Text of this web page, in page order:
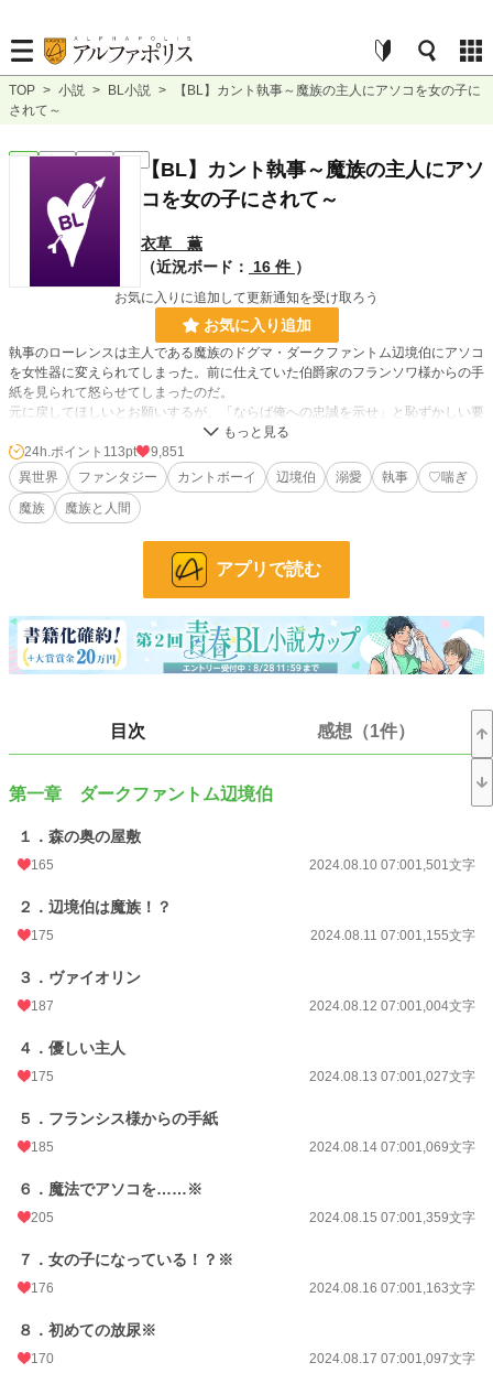
TOP > 小説 > BL小説 >
【BL】カント執事～魔族の主人にアソコを女の子に
されて～
BL 完結 長編
【BL】カント執事～魔族の主人にアソ
コを女の子にされて～
衣草 薫
（近況ボード：
16 件 ）
お気に入りに追加して更新通知を受け取ろう
お気に入り追加
執事のローレンスは主人である魔族のドグマ・ダークファントム辺境伯にアソコ
を女性器に変えられてしまった。前に仕えていた伯爵家のフランソワ様からの手
紙を見られて怒らせてしまったのだ。
元に戻してほしいとお願いするが、「ならば俺への忠誠を示せ」と恥ずかしい要
＜魔族の辺境伯×カントボーイ執事＞
小説 9,814 位 / 228,623 件
2,110 位 / 31,393 件
24h.ポイント 113 pt
文字数 92,074
2024.08.10 07:00
週間ポイント
月間ポイント 2,699 pt (13,113 位)
24h.ポイント 113pt
9,851
異世界
ファンタジー カントボーイ 辺境伯 溺愛 執事
♡喘ぎ
魔族
魔族と人間
アプリで読む
目次 感想（1件）
第一章 ダークファントム辺境伯
１．森の奥の屋敷
165 2024.08.10 07:001,501文字
２．辺境伯は魔族！？
175 2024.08.11 07:001,155文字
３．ヴァイオリン
187 2024.08.12 07:001,004文字
４．優しい主人
175 2024.08.13 07:001,027文字
５．フランシス様からの手紙
185 2024.08.14 07:001,069文字
６．魔法でアソコを……※
205 2024.08.15 07:001,359文字
７．女の子になっている！？※
176 2024.08.16 07:001,163文字
８．初めての放尿※
170 2024.08.17 07:001,097文字